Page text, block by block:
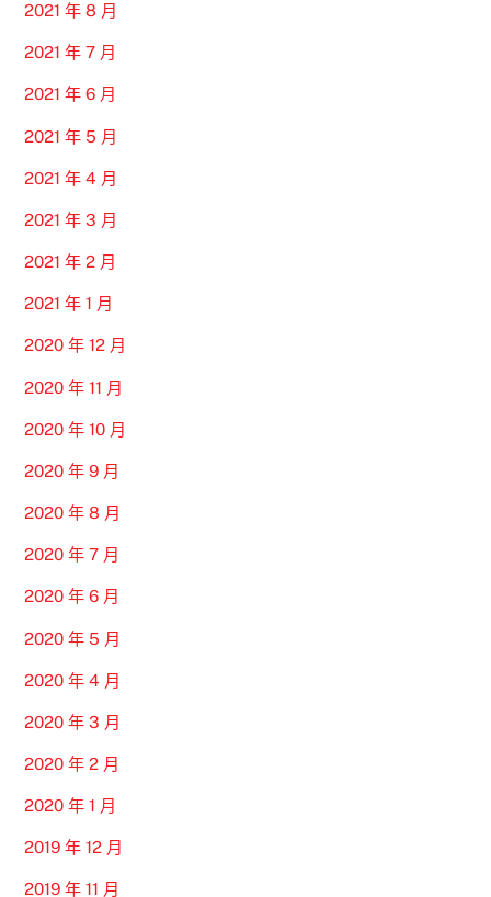
2021 年 8 月
2021 年 7 月
2021 年 6 月
2021 年 5 月
2021 年 4 月
2021 年 3 月
2021 年 2 月
2021 年 1 月
2020 年 12 月
2020 年 11 月
2020 年 10 月
2020 年 9 月
2020 年 8 月
2020 年 7 月
2020 年 6 月
2020 年 5 月
2020 年 4 月
2020 年 3 月
2020 年 2 月
2020 年 1 月
2019 年 12 月
2019 年 11 月